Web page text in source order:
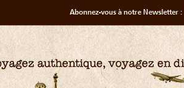
Abonnez-vous à notre Newsletter :